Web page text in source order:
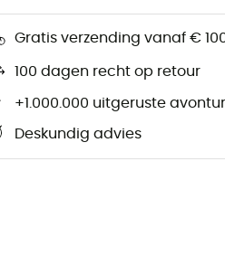
Gratis verzending vanaf €
100 dagen recht op retour
+1.000.000 uitgeruste
Deskundig advies